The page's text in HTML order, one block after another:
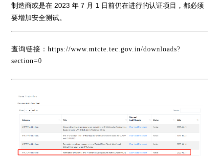
制造商或是在 2023 年 7 月 1 日前仍在进行的认证项目，都必须
要增加安全测试。
查询链接： https://www.mtcte.tec.gov.in/downloads?
section=0